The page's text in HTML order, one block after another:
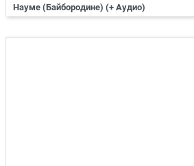
Науме (Байбородине) (+ Аудио)